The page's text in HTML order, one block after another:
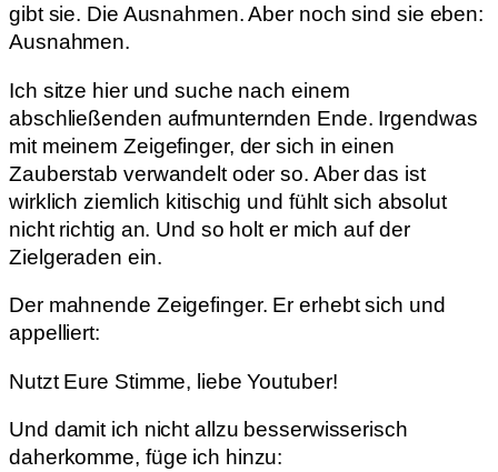
gibt sie. Die Ausnahmen. Aber noch sind sie eben:
Ausnahmen.
Ich sitze hier und suche nach einem
abschließenden aufmunternden Ende. Irgendwas
mit meinem Zeigefinger, der sich in einen
Zauberstab verwandelt oder so. Aber das ist
wirklich ziemlich kitischig und fühlt sich absolut
nicht richtig an. Und so holt er mich auf der
Zielgeraden ein.
Der mahnende Zeigefinger. Er erhebt sich und
appelliert:
Nutzt Eure Stimme, liebe Youtuber!
Und damit ich nicht allzu besserwisserisch
daherkomme, füge ich hinzu: